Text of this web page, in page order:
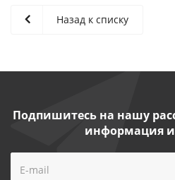
Назад к списку
Подпишитесь на нашу
информация и